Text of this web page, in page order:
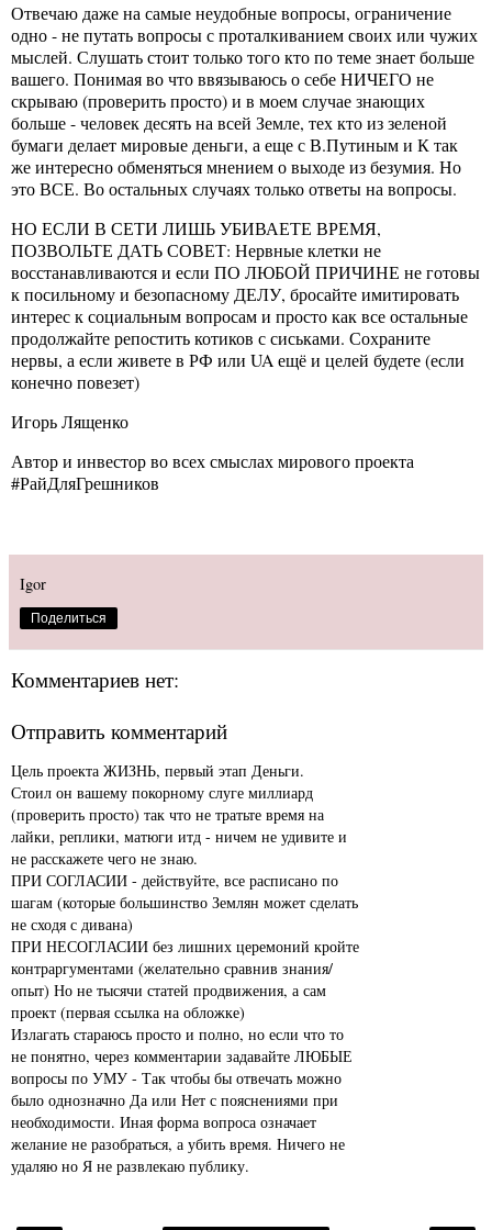
Отвечаю даже на самые неудобные вопросы, ограничение
одно - не путать вопросы с проталкиванием своих или чужих
мыслей. Слушать стоит только того кто по теме знает больше
вашего. Понимая во что ввязываюсь о себе НИЧЕГО не
скрываю (проверить просто) и в моем случае знающих
больше - человек десять на всей Земле, тех кто из зеленой
бумаги делает мировые деньги, а еще с В.Путиным и К так
же интересно обменяться мнением о выходе из безумия. Но
это ВСЕ. Во остальных случаях только ответы на вопросы.
НО ЕСЛИ В СЕТИ ЛИШЬ УБИВАЕТЕ ВРЕМЯ,
ПОЗВОЛЬТЕ ДАТЬ СОВЕТ: Нервные клетки не
восстанавливаются и если ПО ЛЮБОЙ ПРИЧИНЕ не готовы
к посильному и безопасному ДЕЛУ, бросайте имитировать
интерес к социальным вопросам и просто как все остальные
продолжайте репостить котиков с сиськами. Сохраните
нервы, а если живете в РФ или UA ещё и целей будете (если
конечно повезет)
Игорь Лященко
Автор и инвестор во всех смыслах мирового проекта
#РайДляГрешников
Igor
Поделиться
Комментариев нет:
Отправить комментарий
Цель проекта ЖИЗНЬ, первый этап Деньги.
Стоил он вашему покорному слуге миллиард
(проверить просто) так что не тратьте время на
лайки, реплики, матюги итд - ничем не удивите и
не расскажете чего не знаю.
ПРИ СОГЛАСИИ - действуйте, все расписано по
шагам (которые большинство Землян может сделать
не сходя с дивана)
ПРИ НЕСОГЛАСИИ без лишних церемоний кройте
контраргументами (желательно сравнив знания/
опыт) Но не тысячи статей продвижения, а сам
проект (первая ссылка на обложке)
Излагать стараюсь просто и полно, но если что то
не понятно, через комментарии задавайте ЛЮБЫЕ
вопросы по УМУ - Так чтобы бы отвечать можно
было однозначно Да или Нет с пояснениями при
необходимости. Иная форма вопроса означает
желание не разобраться, а убить время. Ничего не
удаляю но Я не развлекаю публику.